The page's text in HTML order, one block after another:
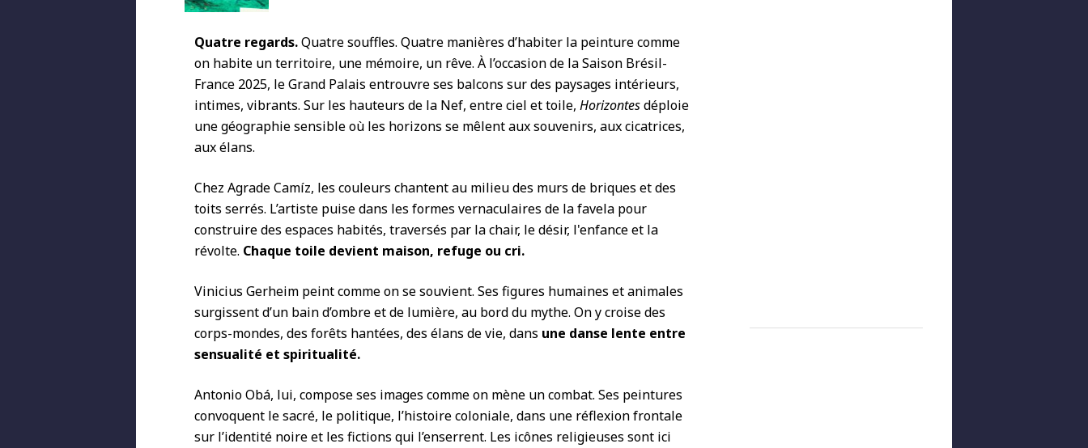
Quatre regards.Quatre souffles. Quatre manières d’habiter la peinture comme
on habite un territoire, une mémoire, un rêve. À l’occasion de la Saison Brésil-
France 2025, le Grand Palais entrouvre ses balcons sur des paysages intérieurs,
intimes, vibrants. Sur les hauteurs de la Nef, entre ciel et toile, Horizontesdéploie
une géographie sensible où les horizons se mêlent aux souvenirs, aux cicatrices,
aux élans.
Chez Agrade Camíz, les couleurs chantent au milieu des murs de briques et des
toits serrés. L’artiste puise dans les formes vernaculaires de la favela pour
construire des espaces habités, traversés par la chair, le désir, l'enfance et la
révolte. Chaque toile devient maison, refuge ou cri.
Vinicius Gerheim peint comme on se souvient. Ses figures humaines et animales
surgissent d’un bain d’ombre et de lumière, au bord du mythe. On y croise des
corps-mondes, des forêts hantées, des élans de vie, dans une danse lente entre
sensualité et spiritualité.
Antonio Obá, lui, compose ses images comme on mène un combat. Ses peintures
convoquent le sacré, le politique, l’histoire coloniale, dans une réflexion frontale
sur l’identité noire et les fictions qui l’enserrent. Les icônes religieuses sont ici